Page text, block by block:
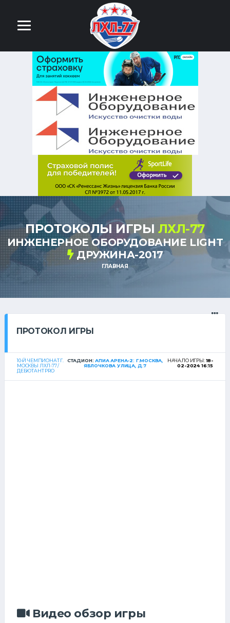
ПРОТОКОЛЫ ИГРЫ ЛХЛ-77
ИНЖЕНЕРНОЕ ОБОРУДОВАНИЕ LIGHT
ДРУЖИНА-2017
ГЛАВНАЯ
ПРОТОКОЛ ИГРЫ
10-Й ЧЕМПИОНАТ Г.
МОСКВЫ ЛХЛ-77 /
ДЕБЮТАНТ PRO
СТАДИОН:АПИА АРЕНА-2: Г.МОСКВА,
ЯБЛОЧКОВА УЛИЦА, Д.7
НАЧАЛО ИГРЫ:18-
02-2024 16:15
Видео обзор игры